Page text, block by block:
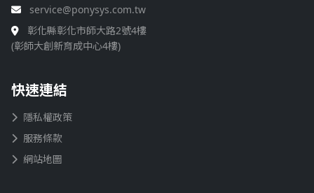
service@ponysys.com.tw
彰化縣彰化市師大路2號4樓
(彰師大創新育成中心4樓)
快速連結
隱私權政策
服務條款
網站地圖